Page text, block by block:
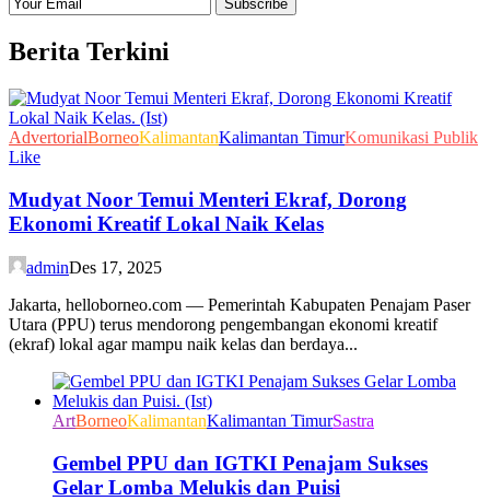
Berita Terkini
AdvertorialBorneoKalimantanKalimantan TimurKomunikasi Publik
Like
Mudyat Noor Temui Menteri Ekraf, Dorong
Ekonomi Kreatif Lokal Naik Kelas
adminDes 17, 2025
Jakarta, helloborneo.com — Pemerintah Kabupaten Penajam Paser
Utara (PPU) terus mendorong pengembangan ekonomi kreatif
(ekraf) lokal agar mampu naik kelas dan berdaya...
ArtBorneoKalimantanKalimantan TimurSastra
Gembel PPU dan IGTKI Penajam Sukses
Gelar Lomba Melukis dan Puisi